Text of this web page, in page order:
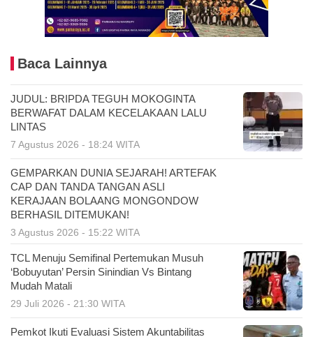
Baca Lainnya
JUDUL: BRIPDA TEGUH MOKOGINTA
BERWAFAT DALAM KECELAKAAN LALU
LINTAS
7 Agustus 2026 - 18:24 WITA
GEMPARKAN DUNIA SEJARAH! ARTEFAK
CAP DAN TANDA TANGAN ASLI
KERAJAAN BOLAANG MONGONDOW
BERHASIL DITEMUKAN!
3 Agustus 2026 - 15:22 WITA
TCL Menuju Semifinal Pertemukan Musuh
‘Bobuyutan’ Persin Sinindian Vs Bintang
Mudah Matali
29 Juli 2026 - 21:30 WITA
Pemkot Ikuti Evaluasi Sistem Akuntabilitas